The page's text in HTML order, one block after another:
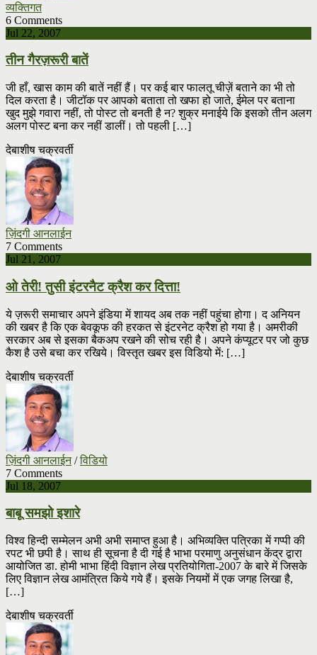
व्यक्तिगत
6 Comments
Jul 22, 2007
तीन गैरज़रूरी बातें
जी हाँ, खास काम की बातें नहीं हैं। पर कई बार फालतू चीज़ें बताने का भी तो
दिल करता है। जीटॉक पर आपको बताता तो खफा हो जाते, ईमेल पर बताना
खुद मुझे गवारा नहीं, तो पोस्ट तो बनती है न? शुक्र मनाईये कि इसको तीन अलग
अलग पोस्ट बना कर नहीं डालीं। तो पहली […]
देबाशीष चक्रवर्ती
ज़िंदगी आनलाईन
7 Comments
Jul 21, 2007
ओ तेरी! तुसी इंटरनैट क्रैश कर दित्ता!
ये ज़रूरी समाचार अपने इंडिया में शायद अब तक नहीं पहुंचा होगा। द अनियन
की खबर है कि एक बेवकूफ की हरकत से इंटरनेट क्रैश हो गया है। अमरीकी
सरकार अब से इसका बैकअप रखने की सोच रही है। अपने कंप्यूटर पर जो कुछ
कैश है उसे बचा कर रखिये। विस्तृत खबर इस विडियो में: […]
देबाशीष चक्रवर्ती
ज़िंदगी आनलाईन/विडियो
7 Comments
Jul 18, 2007
बाबू समझो इशारे
विश्व हिन्दी सम्मेलन अभी अभी समाप्त हुआ है। अभिव्यक्ति पत्रिका में गप्पी की
रपट भी छपी है। साथ ही सूचना है दी गई है भाभा परमाणु अनुसंधान केंद्र द्वारा
आयोजित डा. होमी भाभा हिंदी विज्ञान लेख प्रतियोगिता-2007 के बारे में जिसके
लिए विज्ञान लेख आमंत्रित किये गये हैं। इसके नियमों में एक जगह लिखा है,
[…]
देबाशीष चक्रवर्ती